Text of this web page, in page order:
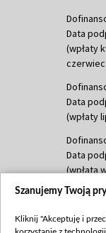
Data
(wpłaty
czerwiec
Data
(wpłaty
Data
(wpłata
(wpłata
Szanujemy Twoją
Kliknij "Akceptuję i